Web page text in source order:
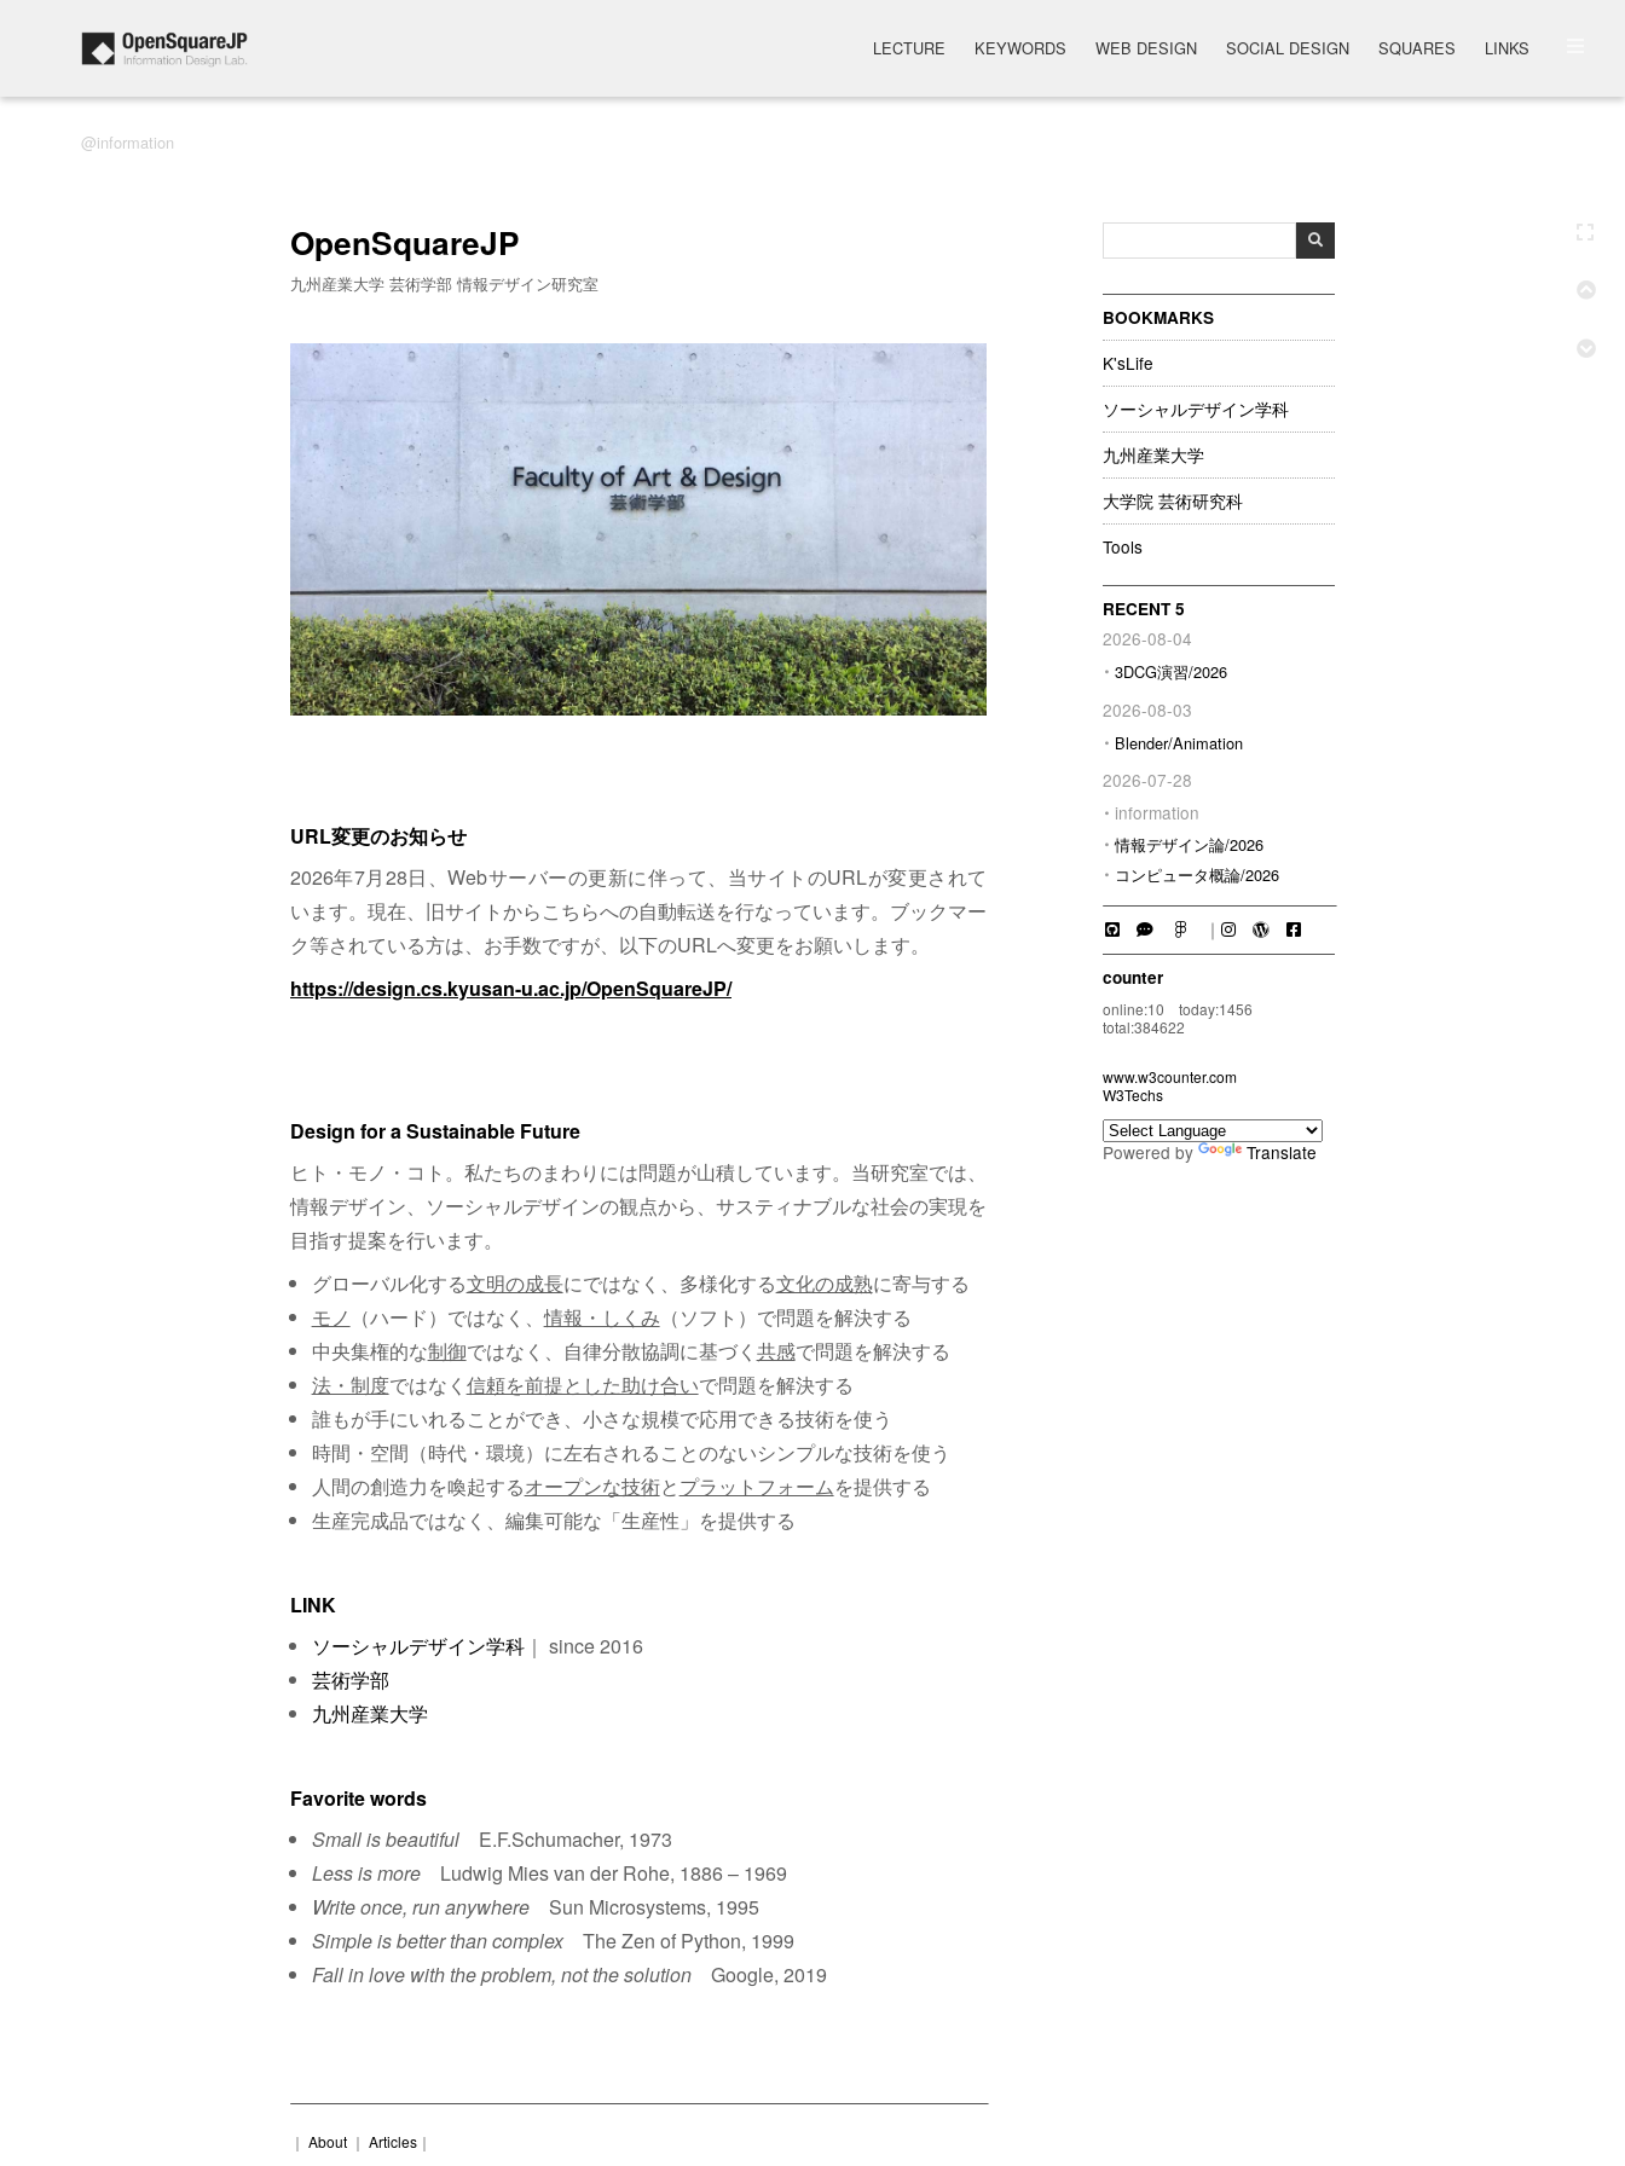
information
LECTURE KEYWORDS WEB DESIGN SOCIAL DESIGN SQUARES LINKS
BOOKMARKS
K'sLife
ソーシャルデザイン学科
九州産業大学
大学院 芸術研究科
Tools
RECENT 5
2026-08-04
3DCG演習/2026
2026-08-03
Blender/Animation
2026-07-28
information
情報デザイン論/2026
コンピュータ概論/2026
｜
counter
online:10 today:1456
total:384622
www.w3counter.com
W3Techs
Powered by Translate
OpenSquareJP
九州産業大学 芸術学部 情報デザイン研究室
URL変更のお知らせ
2026年7月28日、Webサーバーの更新に伴って、当サイトのURLが変更されて
います。現在、旧サイトからこちらへの自動転送を行なっています。ブックマー
ク等されている方は、お手数ですが、以下のURLへ変更をお願いします。
https://design.cs.kyusan-u.ac.jp/OpenSquareJP/
Design for a Sustainable Future
ヒト・モノ・コト。私たちのまわりには問題が山積しています。当研究室では、
情報デザイン、ソーシャルデザインの観点から、サスティナブルな社会の実現を
目指す提案を行います。
グローバル化する文明の成長にではなく、多様化する文化の成熟に寄与する
モノ （ハード）ではなく、情報・しくみ （ソフト）で問題を解決する
中央集権的な制御ではなく、自律分散協調に基づく 共感で問題を解決する
法・制度ではなく 信頼を前提とした助け合いで問題を解決する
誰もが手にいれることができ、小さな規模で応用できる技術を使う
時間・空間（時代・環境）に左右されることのないシンプルな技術を使う
人間の創造力を喚起するオープンな技術とプラットフォームを提供する
生産完成品ではなく、編集可能な「生産性」を提供する
LINK
ソーシャルデザイン学科｜ since 2016
芸術学部
九州産業大学
Favorite words
Small is beautifulE.F.Schumacher, 1973
Less is moreLudwig Mies van der Rohe, 1886 – 1969
Write once, run anywhereSun Microsystems, 1995
Simple is better than complexThe Zen of Python, 1999
Fall in love with the problem, not the solutionGoogle, 2019
｜ About ｜ Articles ｜